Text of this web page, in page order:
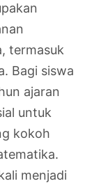
termasuk
Bagi siswa
ajaran
untuk
kokoh
menjadi